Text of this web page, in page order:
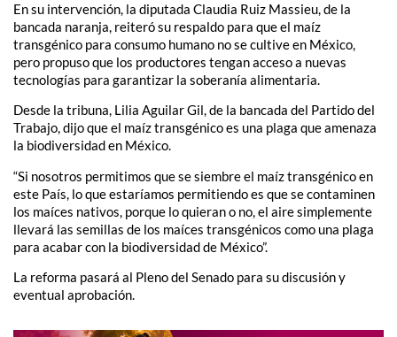
En su intervención, la diputada Claudia Ruiz Massieu, de la
bancada naranja, reiteró su respaldo para que el maíz
transgénico para consumo humano no se cultive en México,
pero propuso que los productores tengan acceso a nuevas
tecnologías para garantizar la soberanía alimentaria.
Desde la tribuna, Lilia Aguilar Gil, de la bancada del Partido del
Trabajo, dijo que el maíz transgénico es una plaga que amenaza
la biodiversidad en México.
“Si nosotros permitimos que se siembre el maíz transgénico en
este País, lo que estaríamos permitiendo es que se contaminen
los maíces nativos, porque lo quieran o no, el aire simplemente
llevará las semillas de los maíces transgénicos como una plaga
para acabar con la biodiversidad de México”.
La reforma pasará al Pleno del Senado para su discusión y
eventual aprobación.